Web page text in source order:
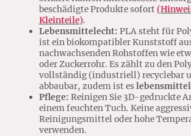
beschädigte Produkte sofort
Kleinteile).
Lebensmittelecht: PLA steht für
ist ein biokompatibler Kunststoff
nachwachsenden Rohstoffen wie
oder Zuckerrohr. Es zählt zu den
vollständig (industriell) recyclebar
abbaubar, zudem ist es
Pflege: Reinigen Sie 3D-gedruckte
einem feuchten Tuch. Keine
Reinigungsmittel oder hohe
verwenden.